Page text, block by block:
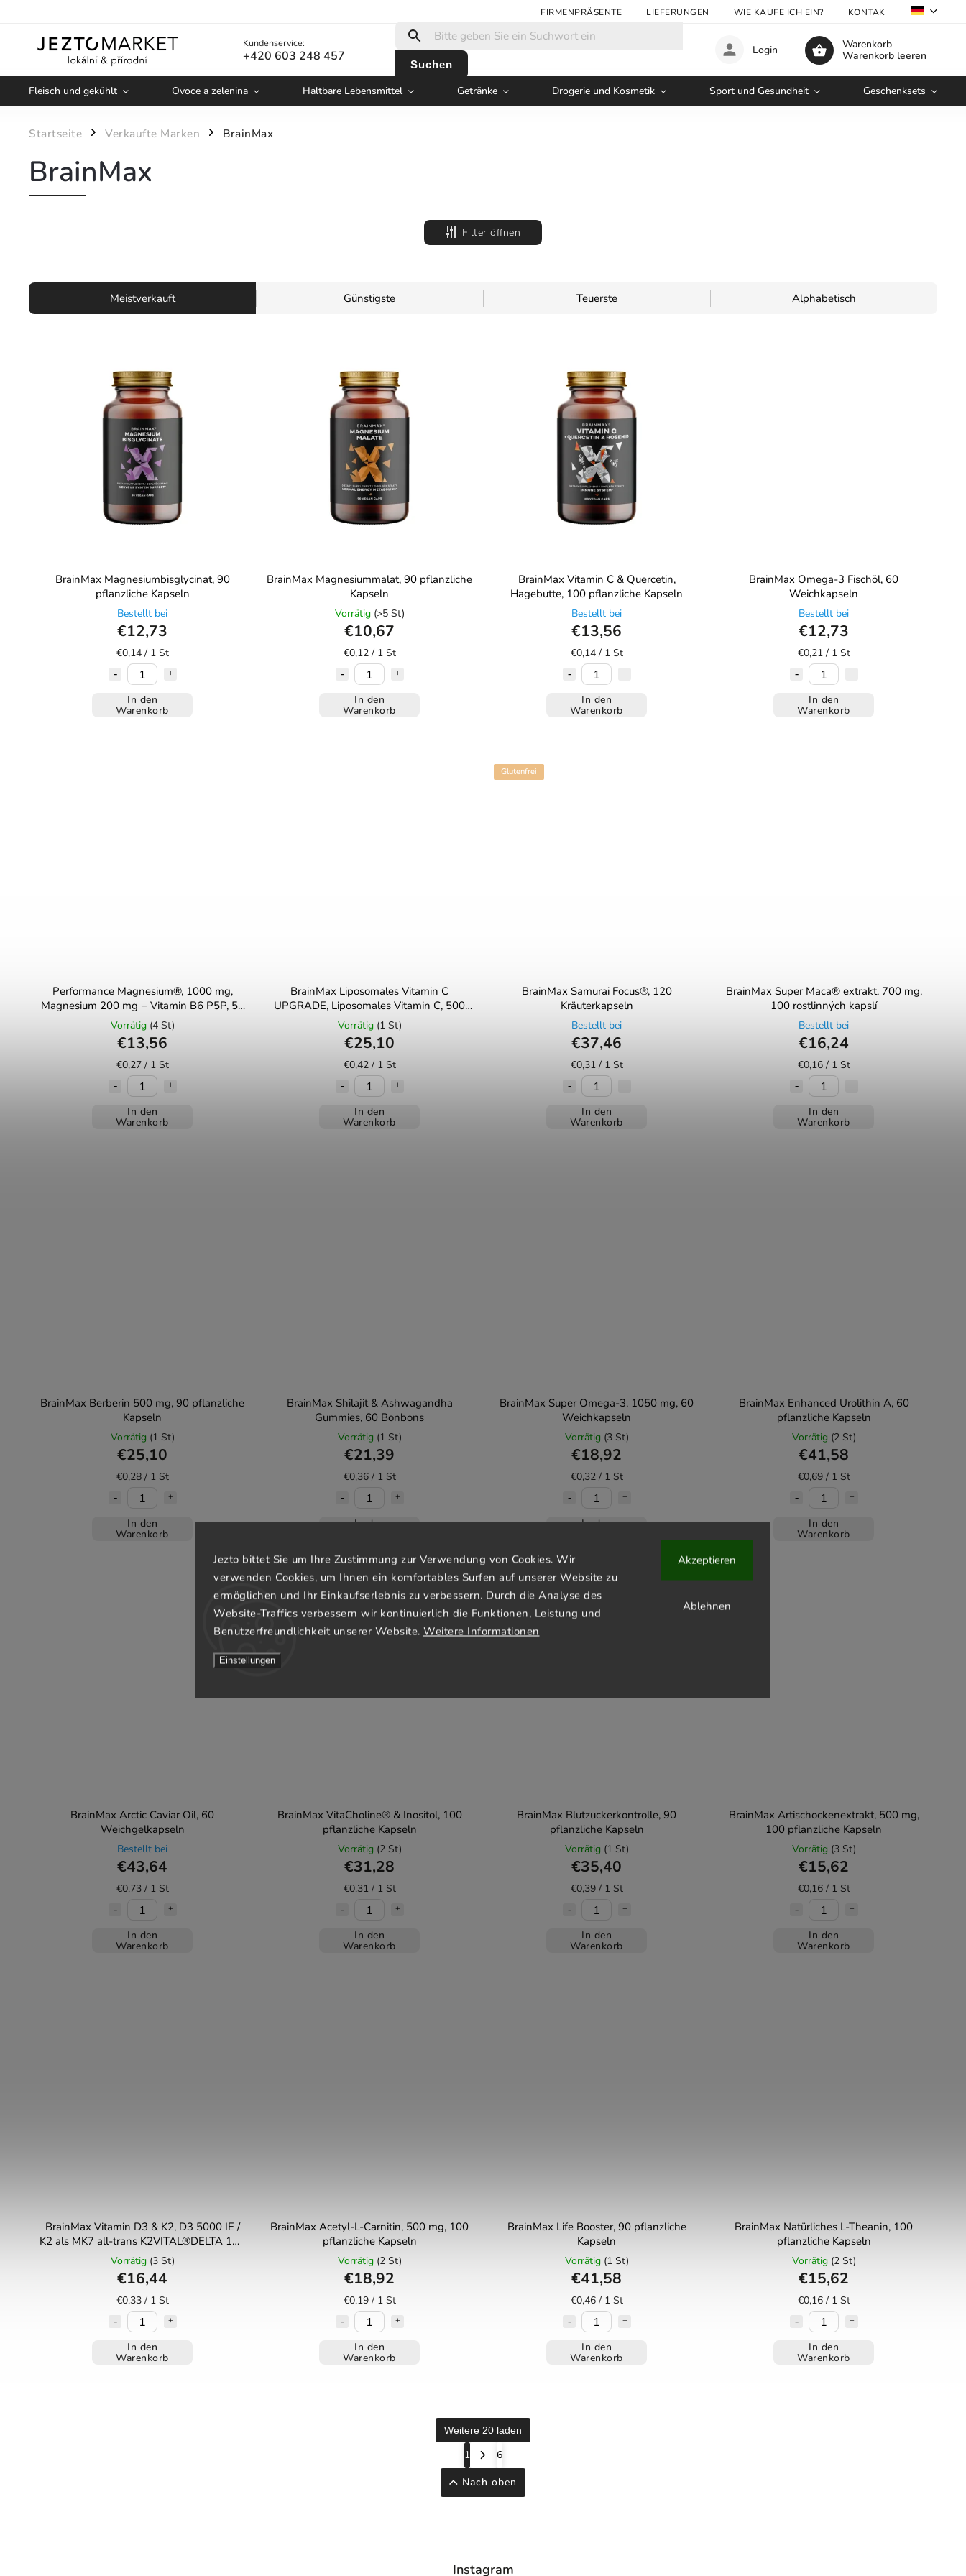
Jezto bittet Sie um Ihre Zustimmung zur Verwendung von Cookies. Wir
verwenden Cookies, um Ihnen ein komfortables Surfen auf unserer Website zu
ermöglichen und Ihr Einkaufserlebnis zu verbessern. Durch die Analyse des
Website-Traffics verbessern wir kontinuierlich die Funktionen, Leistung und
Benutzerfreundlichkeit unserer Website. Weitere Informationen
Einstellungen
Ablehnen
Akzeptieren
FIRMENPRÄSENTE LIEFERUNGEN WIE KAUFE ICH EIN? KONTAKTE
Kundenservice:
+420 603 248 457
Suchen
Warenkorb
Warenkorb leeren
Login
Fleisch und gekühlt Ovoce a zelenina Haltbare Lebensmittel Getränke Drogerie und Kosmetik Sport und Gesundheit Geschenksets
Startseite / Verkaufte Marken / BrainMax
BrainMax
Filter öffnen
Meistverkauft Günstigste Teuerste Alphabetisch
BrainMax Magnesiumbisglycinat, 90
pflanzliche Kapseln
Bestellt bei
€12,73
€0,14 / 1 St
In den
Warenkorb
BrainMax Magnesiummalat, 90 pflanzliche
Kapseln
Vorrätig (>5 St)
€10,67
€0,12 / 1 St
In den
Warenkorb
BrainMax Vitamin C & Quercetin,
Hagebutte, 100 pflanzliche Kapseln
Bestellt bei
€13,56
€0,14 / 1 St
In den
Warenkorb
BrainMax Omega-3 Fischöl, 60
Weichkapseln
Bestellt bei
€12,73
€0,21 / 1 St
In den
Warenkorb
Performance Magnesium®, 1000 mg,
Magnesium 200 mg + Vitamin B6 P5P, 50
pflanzliche Kapseln
Vorrätig (4 St)
€13,56
€0,27 / 1 St
In den
Warenkorb
BrainMax Liposomales Vitamin C
UPGRADE, Liposomales Vitamin C, 500
mg, 60 pflanzliche Kapseln
Vorrätig (1 St)
€25,10
€0,42 / 1 St
In den
Warenkorb
Glutenfrei
BrainMax Samurai Focus®, 120
Kräuterkapseln
Bestellt bei
€37,46
€0,31 / 1 St
In den
Warenkorb
BrainMax Super Maca® extrakt, 700 mg,
100 rostlinných kapslí
Bestellt bei
€16,24
€0,16 / 1 St
In den
Warenkorb
BrainMax Berberin 500 mg, 90 pflanzliche
Kapseln
Vorrätig (1 St)
€25,10
€0,28 / 1 St
In den
Warenkorb
BrainMax Shilajit & Ashwagandha
Gummies, 60 Bonbons
Vorrätig (1 St)
€21,39
€0,36 / 1 St
In den
BrainMax Super Omega-3, 1050 mg, 60
Weichkapseln
Vorrätig (3 St)
€18,92
€0,32 / 1 St
In den
BrainMax Enhanced Urolithin A, 60
pflanzliche Kapseln
Vorrätig (2 St)
€41,58
€0,69 / 1 St
In den
Warenkorb
BrainMax Arctic Caviar Oil, 60
Weichgelkapseln
Bestellt bei
€43,64
€0,73 / 1 St
In den
Warenkorb
BrainMax VitaCholine® & Inositol, 100
pflanzliche Kapseln
Vorrätig (2 St)
€31,28
€0,31 / 1 St
In den
Warenkorb
BrainMax Blutzuckerkontrolle, 90
pflanzliche Kapseln
Vorrätig (1 St)
€35,40
€0,39 / 1 St
In den
Warenkorb
BrainMax Artischockenextrakt, 500 mg,
100 pflanzliche Kapseln
Vorrätig (3 St)
€15,62
€0,16 / 1 St
In den
Warenkorb
BrainMax Vitamin D3 & K2, D3 5000 IE /
K2 als MK7 all-trans K2VITAL®DELTA 150
mcg, 50 pflanzliche Kapseln
Vorrätig (3 St)
€16,44
€0,33 / 1 St
In den
Warenkorb
BrainMax Acetyl-L-Carnitin, 500 mg, 100
pflanzliche Kapseln
Vorrätig (2 St)
€18,92
€0,19 / 1 St
In den
Warenkorb
BrainMax Life Booster, 90 pflanzliche
Kapseln
Vorrätig (1 St)
€41,58
€0,46 / 1 St
In den
Warenkorb
BrainMax Natürliches L-Theanin, 100
pflanzliche Kapseln
Vorrätig (2 St)
€15,62
€0,16 / 1 St
In den
Warenkorb
Weitere 20 laden
1
6
Nach oben
Instagram